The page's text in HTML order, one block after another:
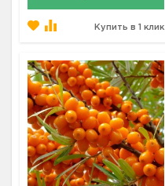
Купить в 1 клик